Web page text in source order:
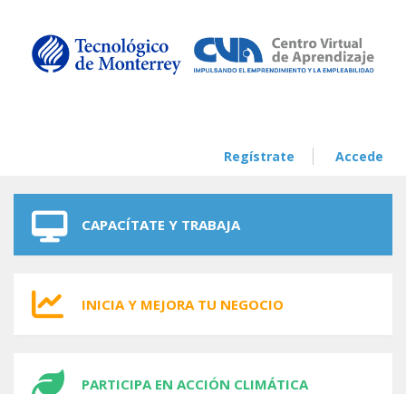
Regístrate Accede
CAPACÍTATE Y TRABAJA
INICIA Y MEJORA TU NEGOCIO
PARTICIPA EN ACCIÓN CLIMÁTICA